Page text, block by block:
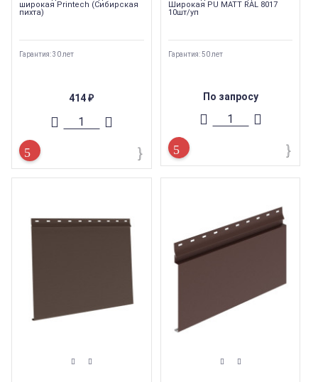
широкая Printech (Сибирская
пихта)
Гарантия: 30 лет
414₽
Широкая PU MATT RAL 8017
10шт/уп
Гарантия: 50 лет
По запросу